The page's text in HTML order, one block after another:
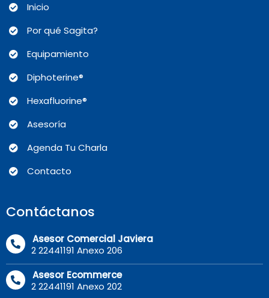
Inicio
Por qué Sagita?
Equipamiento
Diphoterine®
Hexafluorine®
Asesoría
Agenda Tu Charla
Contacto
Contáctanos
Asesor Comercial Javiera
2 22441191 Anexo 206
Asesor Ecommerce
2 22441191 Anexo 202